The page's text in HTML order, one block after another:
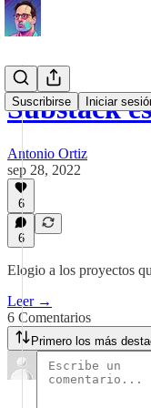
Suscribirse Iniciar
Substack
Antonio Ortiz
sep 28, 2022
6
6
Elogio a los proyectos
Leer →
6 Comentarios
Primero los más